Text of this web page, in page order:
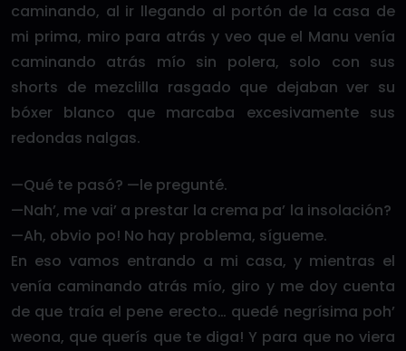
caminando, al ir llegando al portón de la casa de
mi prima, miro para atrás y veo que el Manu venía
caminando atrás mío sin polera, solo con sus
shorts de mezclilla rasgado que dejaban ver su
bóxer blanco que marcaba excesivamente sus
redondas nalgas.
—Qué te pasó? —le pregunté.
—Nah’, me vai’ a prestar la crema pa’ la insolación?
—Ah, obvio po! No hay problema, sígueme.
En eso vamos entrando a mi casa, y mientras el
venía caminando atrás mío, giro y me doy cuenta
de que traía el pene erecto… quedé negrísima poh’
weona, que querís que te diga! Y para que no viera